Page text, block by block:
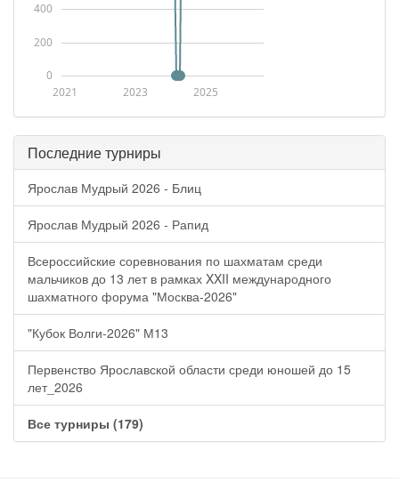
2021 2023 2025
0
200
400
Последние турниры
Ярослав Мудрый 2026 - Блиц
Ярослав Мудрый 2026 - Рапид
Всероссийские соревнования по шахматам среди
мальчиков до 13 лет в рамках XXII международного
шахматного форума "Москва-2026"
"Кубок Волги-2026" М13
Первенство Ярославской области среди юношей до 15
лет_2026
Все турниры (179)